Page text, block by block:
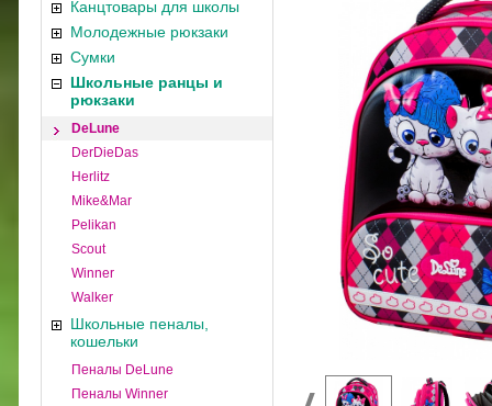
Канцтовары для школы
Молодежные рюкзаки
Сумки
Школьные ранцы и
рюкзаки
DeLune
DerDieDas
Herlitz
Mike&Mar
Pelikan
Scout
Winner
Walker
Школьные пеналы,
кошельки
Пеналы DeLune
Пеналы Winner